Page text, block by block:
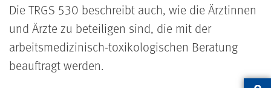
Die TRGS 530 beschreibt auch, wie die Ärztinnen
und Ärzte zu beteiligen sind, die mit der
arbeitsmedizinisch-toxikologischen Beratung
beauftragt werden.